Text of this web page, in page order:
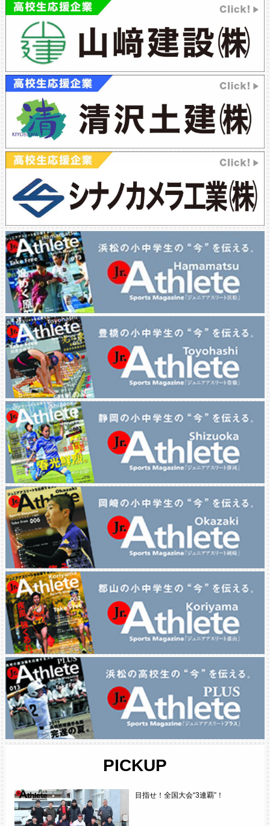
PICKUP
目指せ！全国大会“3連覇”！